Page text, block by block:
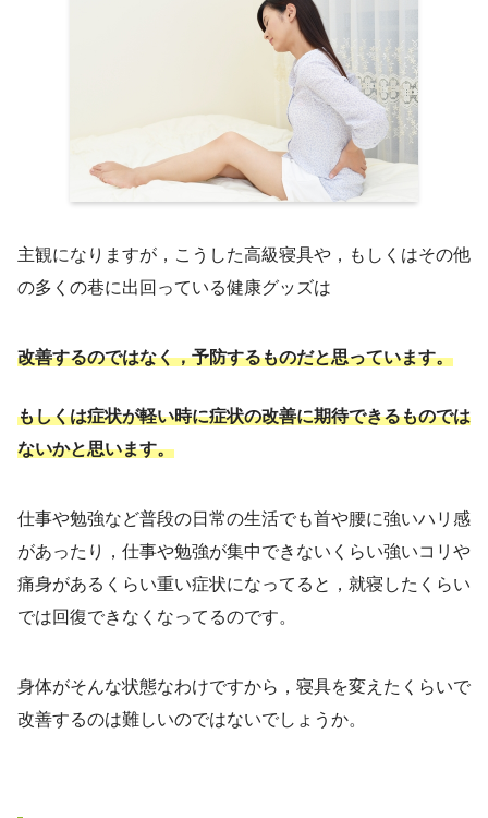
主観になりますが，こうした高級寝具や，もしくはその他
の多くの巷に出回っている健康グッズは
改善するのではなく，予防するものだと思っています。
もしくは症状が軽い時に症状の改善に期待できるものでは
ないかと思います。
仕事や勉強など普段の日常の生活でも首や腰に強いハリ感
があったり，仕事や勉強が集中できないくらい強いコリや
痛身があるくらい重い症状になってると，就寝したくらい
では回復できなくなってるのです。
身体がそんな状態なわけですから，寝具を変えたくらいで
改善するのは難しいのではないでしょうか。